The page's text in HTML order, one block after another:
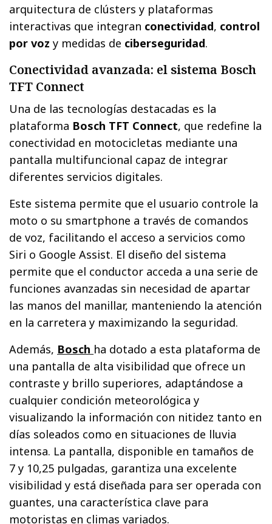
arquitectura de clústers y plataformas
interactivas que integran conectividad, control
por voz y medidas de ciberseguridad.
Conectividad avanzada: el sistema Bosch
TFT Connect
Una de las tecnologías destacadas es la
plataforma Bosch TFT Connect, que redefine la
conectividad en motocicletas mediante una
pantalla multifuncional capaz de integrar
diferentes servicios digitales.
Este sistema permite que el usuario controle la
moto o su smartphone a través de comandos
de voz, facilitando el acceso a servicios como
Siri o Google Assist. El diseño del sistema
permite que el conductor acceda a una serie de
funciones avanzadas sin necesidad de apartar
las manos del manillar, manteniendo la atención
en la carretera y maximizando la seguridad.
Además, Bosch ha dotado a esta plataforma de
una pantalla de alta visibilidad que ofrece un
contraste y brillo superiores, adaptándose a
cualquier condición meteorológica y
visualizando la información con nitidez tanto en
días soleados como en situaciones de lluvia
intensa. La pantalla, disponible en tamaños de
7 y 10,25 pulgadas, garantiza una excelente
visibilidad y está diseñada para ser operada con
guantes, una característica clave para
motoristas en climas variados.